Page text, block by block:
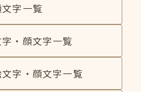
字一覧
・顔文字一覧
字・顔文字一覧